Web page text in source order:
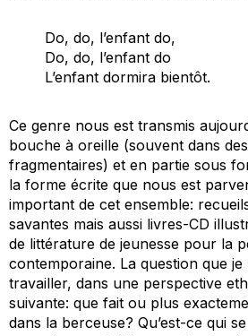
Do, do, l’enfant do,
Do, do, l’enfant do
L’enfant dormira bientôt.
Ce genre nous est transmis
bouche à oreille (souvent dans
fragmentaires) et en partie sous
la forme écrite que nous est
important de cet ensemble:
savantes mais aussi livres-CD
de littérature de jeunesse pour la
contemporaine. La question que
travailler, dans une perspective
suivante: que fait ou plus
dans la berceuse? Qu’est-ce qui